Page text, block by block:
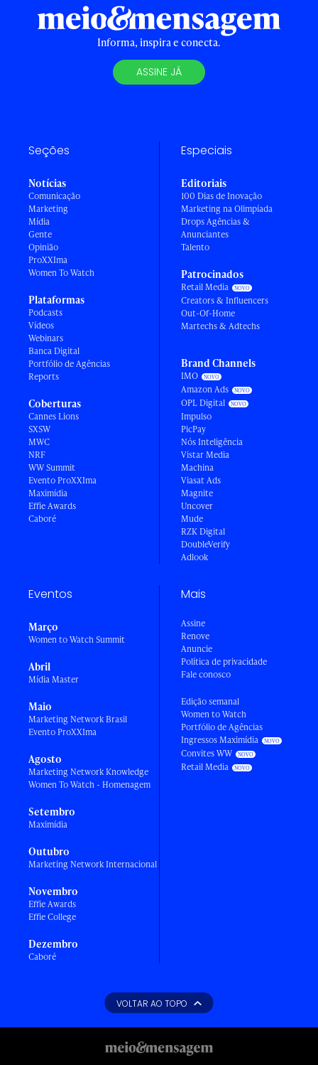
Informa, inspira e conecta.
ASSINE JÁ
Seções
Notícias
Comunicação
Marketing
Mídia
Gente
Opinião
ProXXIma
Women To Watch
Plataformas
Podcasts
Vídeos
Webinars
Banca Digital
Portfólio de Agências
Reports
Coberturas
Cannes Lions
SXSW
MWC
NRF
WW Summit
Evento ProXXIma
Maximídia
Effie Awards
Caboré
Especiais
Editoriais
100 Dias de Inovação
Marketing na Olimpíada
Drops Agências &
Anunciantes
Talento
Patrocinados
Retail Media
Creators & Influencers
Out-Of-Home
Martechs & Adtechs
Brand Channels
IMO
Amazon Ads
OPL Digital
Impulso
PicPay
Nós Inteligência
Vistar Media
Machina
Viasat Ads
Magnite
Uncover
Mude
RZK Digital
DoubleVerify
Adlook
Eventos
Março
Women to Watch Summit
Abril
Mídia Master
Maio
Marketing Network Brasil
Evento ProXXIma
Agosto
Marketing Network Knowledge
Women To Watch - Homenagem
Setembro
Maximídia
Outubro
Marketing Network Internacional
Novembro
Effie Awards
Effie College
Dezembro
Caboré
Mais
Assine
Renove
Anuncie
Política de privacidade
Fale conosco
Edição semanal
Women to Watch
Portfólio de Agências
Ingressos Maximídia
Convites WW
Retail Media
VOLTAR AO TOPO